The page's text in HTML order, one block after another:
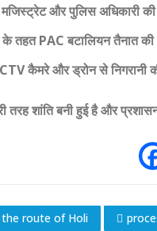
और पुलिस अधिकारी की
के तहत PAC बटालियन तैनात
कैमरे और ड्रोन से निगरानी
शांति बनी हुई है और प्रशासन
route of Holi